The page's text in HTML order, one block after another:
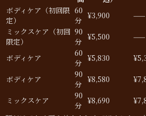
ボディケア（初回限
定）
60
分 ¥3,900 ——
ミックスケア（初回
限定）
90
分 ¥5,500 ——
ボディケア
60
分 ¥5,830
ボディケア
90
分 ¥8,580
ミックスケア
90
分 ¥8,690